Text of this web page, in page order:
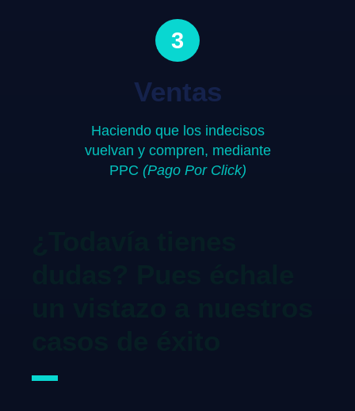
3
Ventas
Haciendo que los indecisos
vuelvan y compren, mediante
PPC (Pago Por Click)